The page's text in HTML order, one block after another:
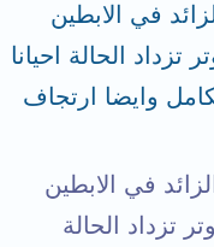
في الابطين
تزداد الحالة احيانا
وايضا ارتجاف
في الابطين
تزداد الحالة